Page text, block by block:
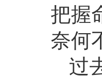
把握
奈何
过